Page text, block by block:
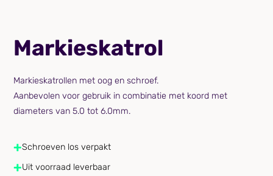
Markieskatrol
Markieskatrollen met oog en schroef.
Aanbevolen voor gebruik in combinatie met koord met
diameters van 5.0 tot 6.0mm.
+Schroeven los verpakt
+Uit voorraad leverbaar